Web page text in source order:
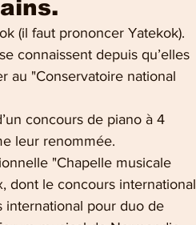
(il faut prononcer Yatekok).
connaissent depuis qu’elles
au "Conservatoire national
concours de piano à 4
leur renommée.
"Chapelle musicale
dont le concours international
international pour duo de